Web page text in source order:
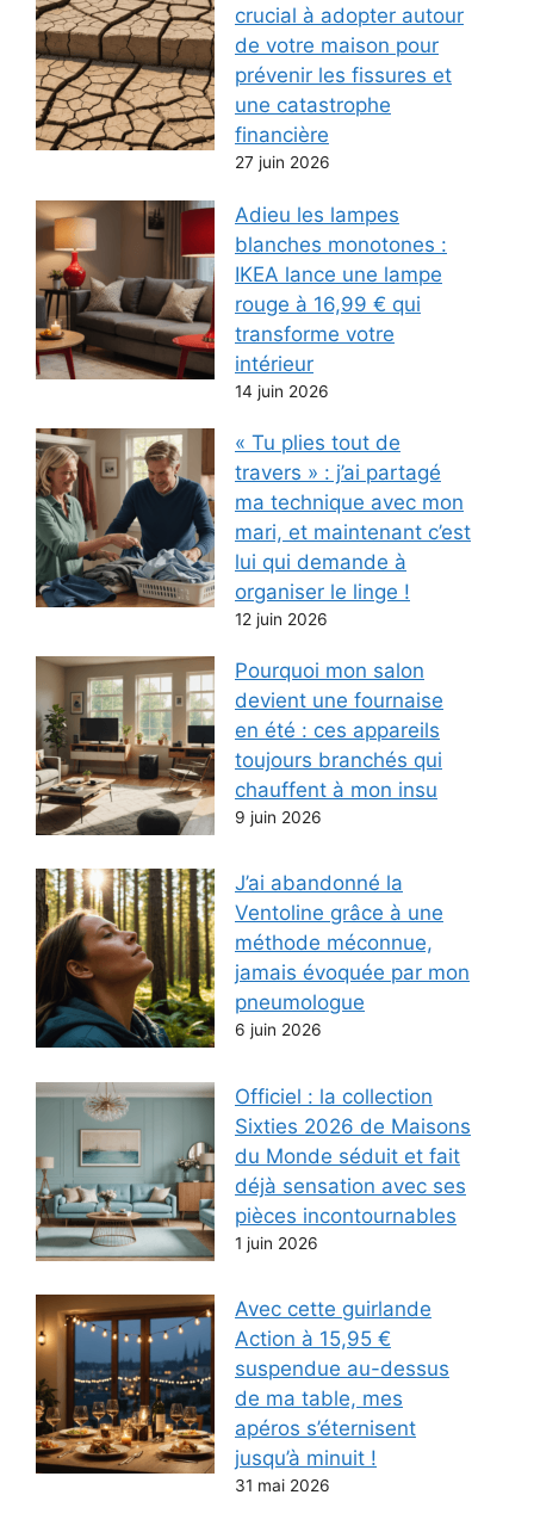
crucial à adopter autour
de votre maison pour
prévenir les fissures et
une catastrophe
financière
27 juin 2026
Adieu les lampes
blanches monotones :
IKEA lance une lampe
rouge à 16,99 € qui
transforme votre
intérieur
14 juin 2026
« Tu plies tout de
travers » : j’ai partagé
ma technique avec mon
mari, et maintenant c’est
lui qui demande à
organiser le linge !
12 juin 2026
Pourquoi mon salon
devient une fournaise
en été : ces appareils
toujours branchés qui
chauffent à mon insu
9 juin 2026
J’ai abandonné la
Ventoline grâce à une
méthode méconnue,
jamais évoquée par mon
pneumologue
6 juin 2026
Officiel : la collection
Sixties 2026 de Maisons
du Monde séduit et fait
déjà sensation avec ses
pièces incontournables
1 juin 2026
Avec cette guirlande
Action à 15,95 €
suspendue au-dessus
de ma table, mes
apéros s’éternisent
jusqu’à minuit !
31 mai 2026